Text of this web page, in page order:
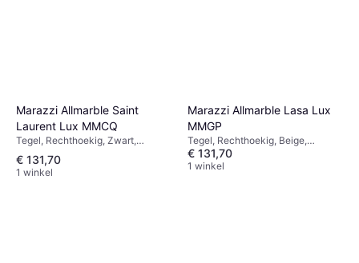
Marazzi Allmarble Saint
Laurent Lux MMCQ
Tegel, Rechthoekig, Zwart,
Glanzend, Marmer, Keramiek,
Breedte: 60cm, Lengte: 120cm
€ 131,70
1 winkel
Marazzi Allmarble Lasa Lux
MMGP
Tegel, Rechthoekig, Beige,
Glanzend, Keramiek, Marmer,
Breedte: 60cm, Lengte: 120cm
€ 131,70
1 winkel